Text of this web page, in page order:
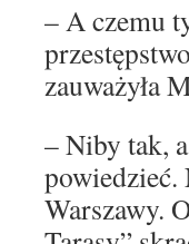
– A czemu
zauważyła
– Niby tak,
Warszawy.